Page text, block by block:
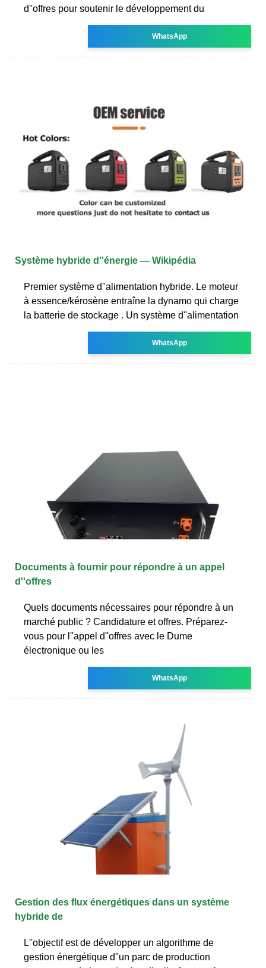
d''offres pour soutenir le développement du
WhatsApp
Système hybride d''énergie — Wikipédia
Premier système d''alimentation hybride. Le moteur
à essence/kérosène entraîne la dynamo qui charge
la batterie de stockage . Un système d''alimentation
WhatsApp
Documents à fournir pour répondre à un appel
d''offres
Quels documents nécessaires pour répondre à un
marché public ? Candidature et offres. Préparez-
vous pour l''appel d''offres avec le Dume
électronique ou les
WhatsApp
Gestion des flux énergétiques dans un système
hybride de
L''objectif est de développer un algorithme de
gestion énergétique d''un parc de production